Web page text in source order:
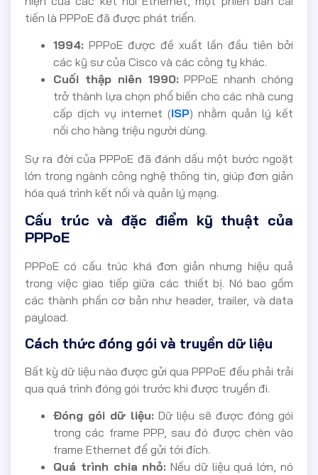
tiến là PPPoE đã được phát triển.
1994: PPPoE được đề xuất lần đầu tiên bởi
các kỹ sư của Cisco và các công ty khác.
Cuối thập niên 1990: PPPoE nhanh chóng
trở thành lựa chọn phổ biến cho các nhà cung
cấp dịch vụ internet (ISP) nhằm quản lý kết
nối cho hàng triệu người dùng.
Sự ra đời của PPPoE đã đánh dấu một bước ngoặt
lớn trong ngành công nghệ thông tin, giúp đơn giản
hóa quá trình kết nối và quản lý mạng.
Cấu trúc và đặc điểm kỹ thuật của
PPPoE
PPPoE có cấu trúc khá đơn giản nhưng hiệu quả
trong việc giao tiếp giữa các thiết bị. Nó bao gồm
các thành phần cơ bản như header, trailer, và data
payload.
Cách thức đóng gói và truyền dữ liệu
Bất kỳ dữ liệu nào được gửi qua PPPoE đều phải trải
qua quá trình đóng gói trước khi được truyền đi.
Đóng gói dữ liệu: Dữ liệu sẽ được đóng gói
trong các frame PPP, sau đó được chèn vào
frame Ethernet để gửi tới đích.
Quá trình chia nhỏ: Nếu dữ liệu quá lớn, nó